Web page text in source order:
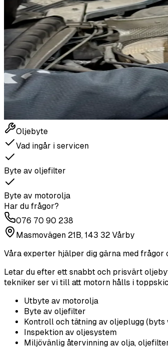
Oljebyte
Vad ingår i servicen
Byte av oljefilter
Byte av motorolja
Har du frågor?
076 70 90 238
Masmovägen 21B, 143 32 Vårby
Våra experter hjälper dig gärna med frågor
Letar du efter ett snabbt och prisvärt
tekniker ser vi till att motorn hålls i
Utbyte av motorolja
Byte av oljefilter
Kontroll och tätning av oljeplugg (byts
Inspektion av oljesystem
Miljövänlig återvinning av olja,